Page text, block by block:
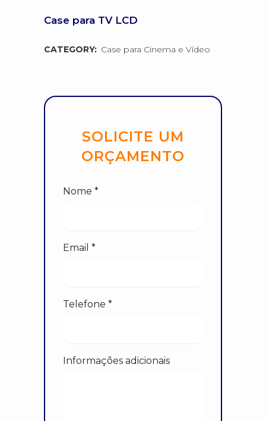
Case para TV LCD
CATEGORY: Case para Cinema e Vídeo
SOLICITE UM
ORÇAMENTO
Nome *
Email *
Telefone *
Informações adicionais